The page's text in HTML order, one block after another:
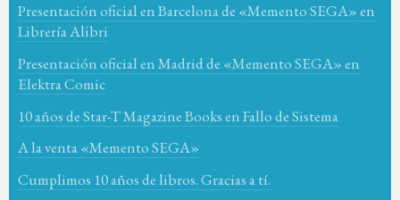
Presentación oficial en Barcelona de «Memento SEGA» en
Librería Alibri
Presentación oficial en Madrid de «Memento SEGA» en
Elektra Comic
10 años de Star-T Magazine Books en Fallo de Sistema
A la venta «Memento SEGA»
Cumplimos 10 años de libros. Gracias a tí.